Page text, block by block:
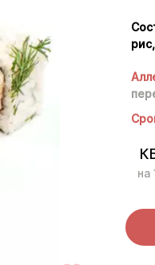
на